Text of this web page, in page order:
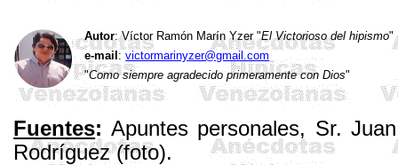
Autor: Víctor Ramón MarínYzer"El Victorioso del hipismo"
e-mail :victormarinyzer@gmail.com
"Como siempre agradecido primeramente con Dios"
Fuentes: Apuntes personales, Sr.
Rodríguez (foto).